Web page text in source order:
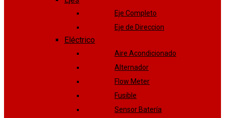
Eje Completo
Eje de Direccion
Eléctrico
Aire Acondicionado
Alternador
Flow Meter
Fusible
Sensor Batería